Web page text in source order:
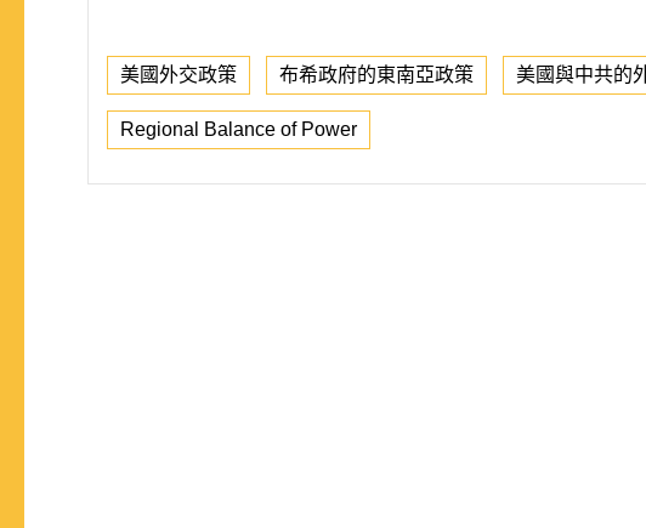
美國外交政策 布希政府的東南亞政策 美國與中共的
Regional Balance of Power